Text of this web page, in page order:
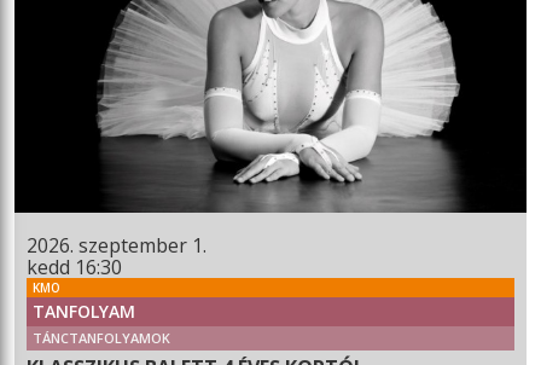
2026. szeptember 1.
kedd 16:30
KMO
TANFOLYAM
TÁNCTANFOLYAMOK